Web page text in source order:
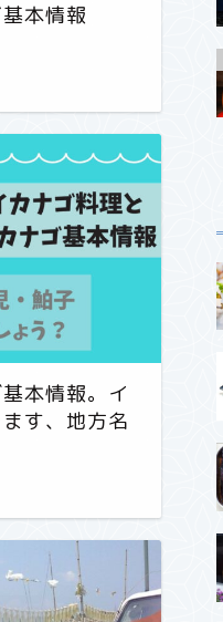
本情報
本情報。イ
す、地方名